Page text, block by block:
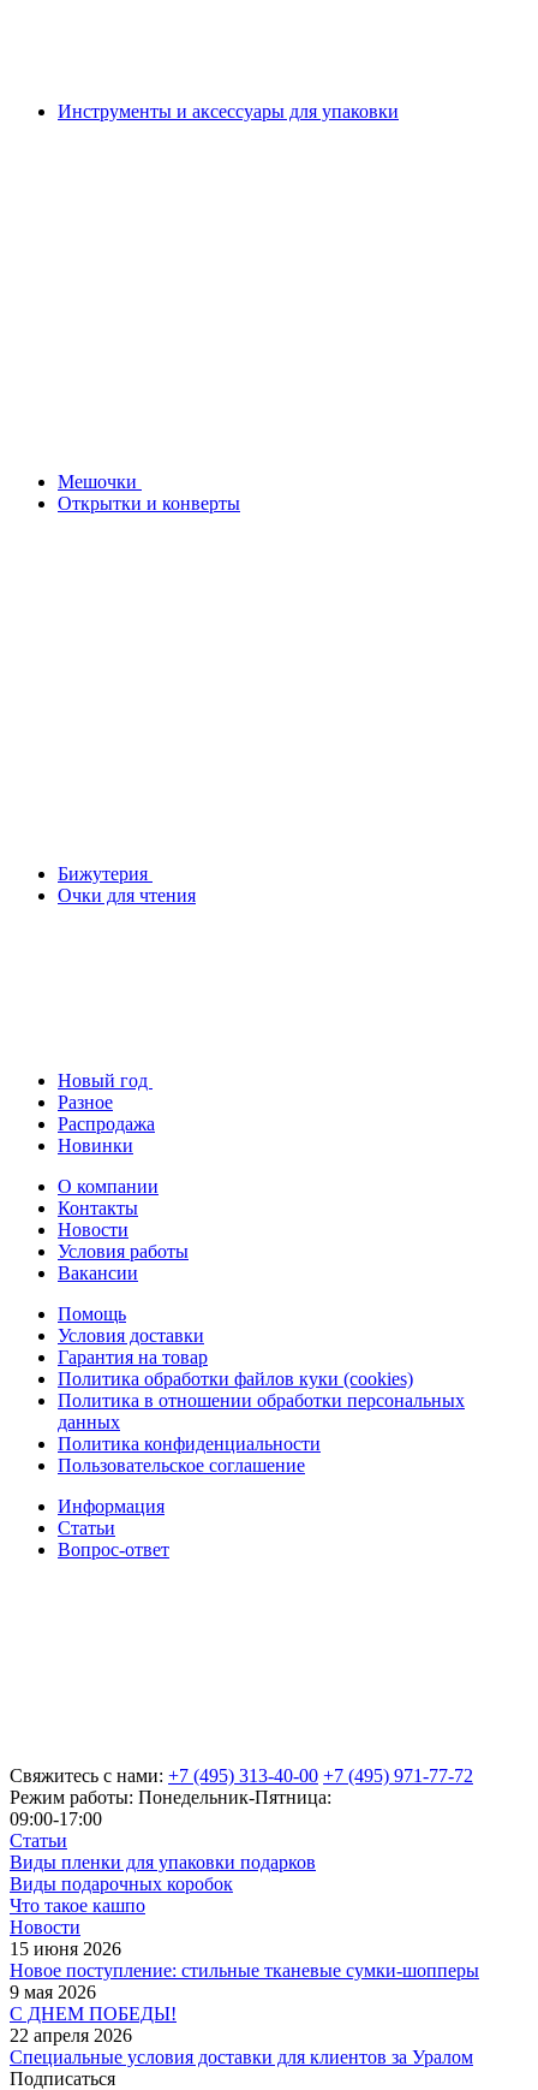
Инструменты и аксессуары для упаковки
Мешочки
Открытки и конверты
Бижутерия
Очки для чтения
Новый год
Разное
Распродажа
Новинки
О компании
Контакты
Новости
Условия работы
Вакансии
Помощь
Условия доставки
Гарантия на товар
Политика обработки файлов куки (cookies)
Политика в отношении обработки персональных
данных
Политика конфиденциальности
Пользовательское соглашение
Информация
Статьи
Вопрос-ответ
Свяжитесь с нами: +7 (495) 313-40-00 +7 (495) 971-77-72
Режим работы: Понедельник-Пятница:
09:00-17:00
Статьи
Виды пленки для упаковки подарков
Виды подарочных коробок
Что такое кашпо
Новости
15 июня 2026
Новое поступление: стильные тканевые сумки-шопперы
9 мая 2026
С ДНЕМ ПОБЕДЫ!
22 апреля 2026
Специальные условия доставки для клиентов за Уралом
Подписаться